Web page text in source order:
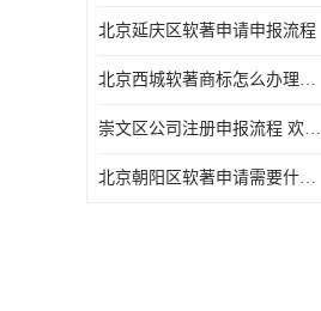
北京延庆区软著申请申报流程
北京西城软著商标怎么办理流程 欢迎电话咨询
崇文区公司注册申报流程 欢迎电话咨询
北京朝阳区软著申请需要什么条件 欢迎电话咨询